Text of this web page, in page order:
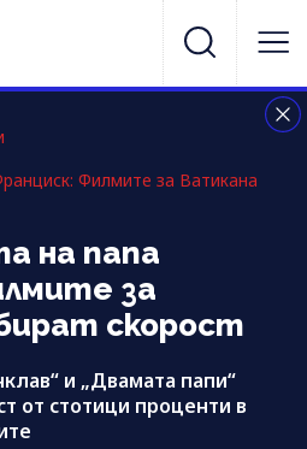
Филмите за Ватикана
на папа
за
скорост
и „Двамата папи“
от стотици проценти в